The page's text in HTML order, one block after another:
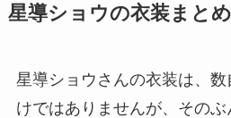
星導ショウの衣装まとめ
星導ショウさんの衣装は、
けではありませんが、その